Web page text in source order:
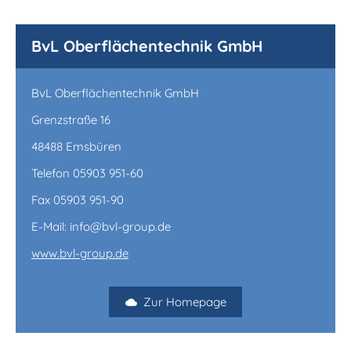
BvL Oberflächentechnik GmbH
BvL Oberflächentechnik GmbH
Grenzstraße 16
48488 Emsbüren
Telefon 05903 951-60
Fax 05903 951-90
E-Mail: info@bvl-group.de
www.bvl-group.de
Zur Homepage